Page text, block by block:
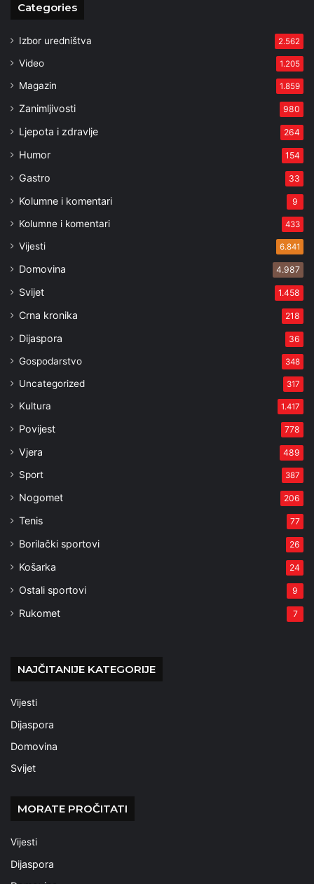
Categories
Izbor uredništva 2.562
Video 1.205
Magazin 1.859
Zanimljivosti 980
Ljepota i zdravlje 264
Humor 154
Gastro 33
Kolumne i komentari 9
Kolumne i komentari 433
Vijesti 6.841
Domovina 4.987
Svijet 1.458
Crna kronika 218
Dijaspora 36
Gospodarstvo 348
Uncategorized 317
Kultura 1.417
Povijest 778
Vjera 489
Sport 387
Nogomet 206
Tenis 77
Borilački sportovi 26
Košarka 24
Ostali sportovi 9
Rukomet 7
NAJČITANIJE KATEGORIJE
Vijesti
Dijaspora
Domovina
Svijet
MORATE PROČITATI
Vijesti
Dijaspora